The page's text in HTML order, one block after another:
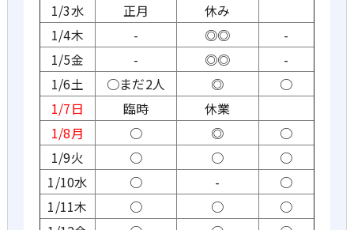
1/3水
正月
休み
1/4木
- ◎◎
-
1/5金
- ◎◎
-
1/6土
○まだ2人 ◎
○
1/7日
臨時
休業
1/8月
○ ◎
○
1/9火
○ ○
○
1/10水
○ -
○
1/11木
○ ○
○